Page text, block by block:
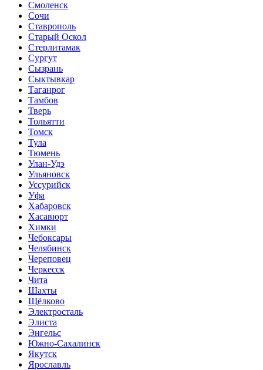
Смоленск
Сочи
Ставрополь
Старый Оскол
Стерлитамак
Сургут
Сызрань
Сыктывкар
Таганрог
Тамбов
Тверь
Тольятти
Томск
Тула
Тюмень
Улан-Удэ
Ульяновск
Уссурийск
Уфа
Хабаровск
Хасавюрт
Химки
Чебоксары
Челябинск
Череповец
Черкесск
Чита
Шахты
Щёлково
Электросталь
Элиста
Энгельс
Южно-Сахалинск
Якутск
Ярославль